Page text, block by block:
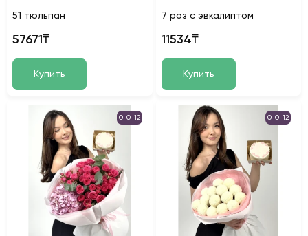
51 тюльпан
57671₸
Купить
7 роз с эвкалиптом
11534₸
Купить
0-0-12 0-0-12